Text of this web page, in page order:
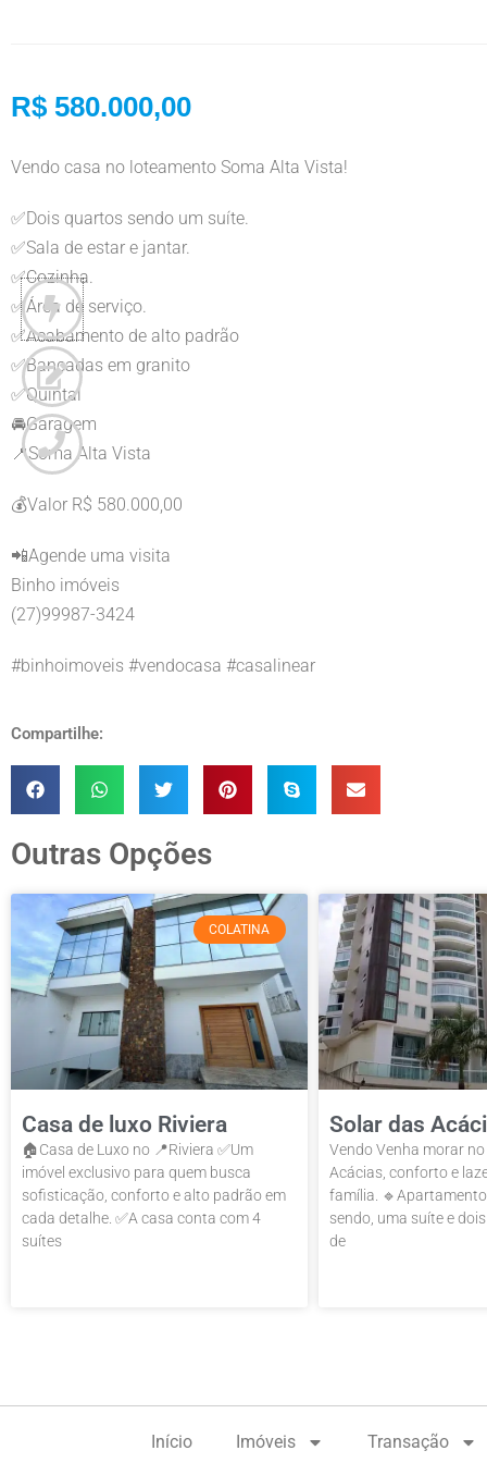
R$ 580.000,00
Vendo casa no loteamento Soma Alta Vista!
✅Dois quartos sendo um suíte.
✅Sala de estar e jantar.
✅Cozinha.
✅Área de serviço.
✅Acabamento de alto padrão
✅Bancadas em granito
✅Quintal
🚘Garagem
📍Soma Alta Vista
💰Valor R$ 580.000,00
📲Agende uma visita
Binho imóveis
(27)99987-3424
#binhoimoveis #vendocasa #casalinear
Compartilhe:
Outras Opções
COLATINA
Casa de luxo Riviera
🏠Casa de Luxo no 📍Riviera ✅Um
imóvel exclusivo para quem busca
sofisticação, conforto e alto padrão em
cada detalhe. ✅A casa conta com 4
suítes
Solar das
Vendo Venha morar
Acácias, conforto e
família.
sendo, uma suíte e
de
Início Imóveis Transação